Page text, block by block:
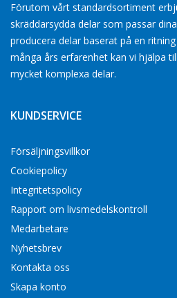
Förutom vårt standardsortiment
skräddarsydda delar som passar
producera delar baserat på en
många års erfarenhet kan vi hjälpa
mycket komplexa delar.
KUNDSERVICE
Försäljningsvillkor
Cookiepolicy
Integritetspolicy
Rapport om livsmedelskontroll
Medarbetare
Nyhetsbrev
Kontakta oss
Skapa konto